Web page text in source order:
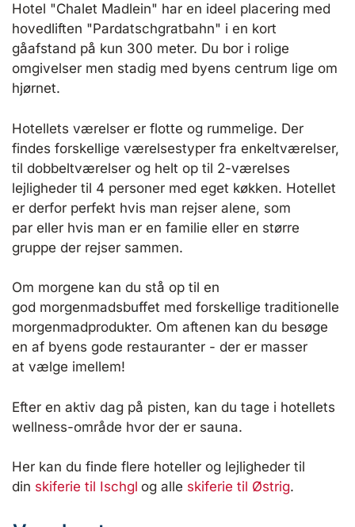
Hotel "Chalet Madlein" har en ideel placering med
hovedliften "Pardatschgratbahn" i en kort
gåafstand på kun 300 meter. Du bor i rolige
omgivelser men stadig med byens centrum lige om
hjørnet.
Hotellets værelser er flotte og rummelige. Der
findes forskellige værelsestyper fra enkeltværelser,
til dobbeltværelser og helt op til 2-værelses
lejligheder til 4 personer med eget køkken. Hotellet
er derfor perfekt hvis man rejser alene, som
par eller hvis man er en familie eller en større
gruppe der rejser sammen.
Om morgene kan du stå op til en
god morgenmadsbuffet med forskellige traditionelle
morgenmadprodukter. Om aftenen kan du besøge
en af byens gode restauranter - der er masser
at vælge imellem!
Efter en aktiv dag på pisten, kan du tage i hotellets
wellness-område hvor der er sauna.
Her kan du finde flere hoteller og lejligheder til
din skiferie til Ischgl og alle skiferie til Østrig.